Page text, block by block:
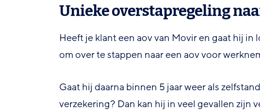
Unieke overstapregeling
Heeft je klant een aov van Movir en gaat hij
om over te stappen naar een aov voor
Gaat hij daarna binnen 5 jaar weer als
verzekering? Dan kan hij in veel gevallen zijn